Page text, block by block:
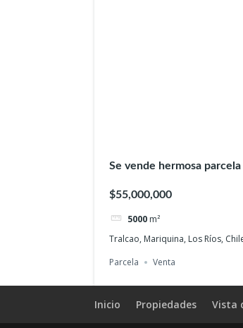
Se vende hermosa
$55,000,000
5000 m²
Tralcao, Mariquina, Los Ríos,
Parcela
Venta
Inicio Propiedades Vista